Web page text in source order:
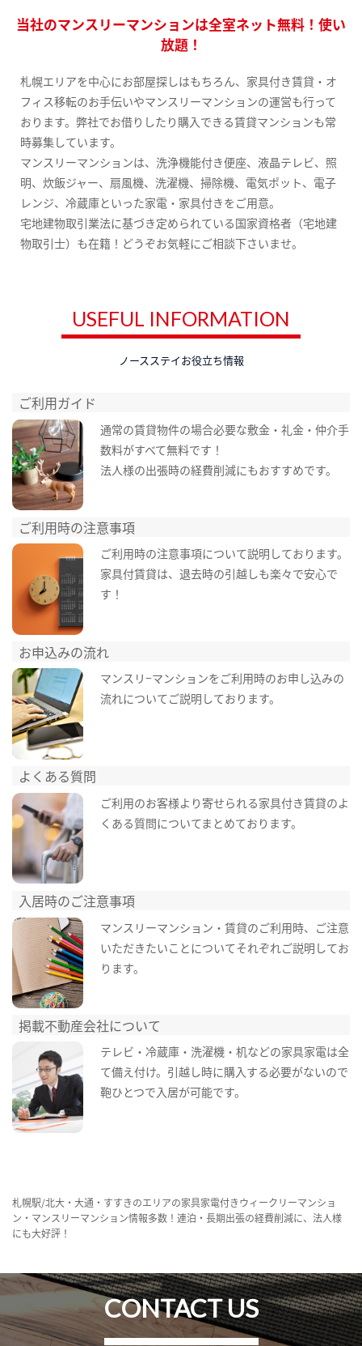
当社のマンスリーマンションは全室ネット無料！使い
放題！
札幌エリアを中心にお部屋探しはもちろん、家具付き賃貸・オ
フィス移転のお手伝いやマンスリーマンションの運営も行って
おります。弊社でお借りしたり購入できる賃貸マンションも常
時募集しています。
マンスリーマンションは、洗浄機能付き便座、液晶テレビ、照
明、炊飯ジャー、扇風機、洗濯機、掃除機、電気ポット、電子
レンジ、冷蔵庫といった家電・家具付きをご用意。
宅地建物取引業法に基づき定められている国家資格者（宅地建
物取引士）も在籍！どうぞお気軽にご相談下さいませ。
USEFUL INFORMATION
ノースステイお役立ち情報
ご利用ガイド
通常の賃貸物件の場合必要な敷金・礼金・仲介手
数料がすべて無料です！
法人様の出張時の経費削減にもおすすめです。
ご利用時の注意事項
ご利用時の注意事項について説明しております。
家具付賃貸は、退去時の引越しも楽々で安心で
す！
お申込みの流れ
マンスリ−マンションをご利用時のお申し込みの
流れについてご説明しております。
よくある質問
ご利用のお客様より寄せられる家具付き賃貸のよ
くある質問についてまとめております。
入居時のご注意事項
マンスリーマンション・賃貸のご利用時、ご注意
いただきたいことについてそれぞれご説明してお
ります。
掲載不動産会社について
テレビ・冷蔵庫・洗濯機・机などの家具家電は全
て備え付け。引越し時に購入する必要がないので
鞄ひとつで入居が可能です。
札幌駅/北大・大通・すすきのエリアの家具家電付きウィークリーマンショ
ン・マンスリーマンション情報多数！連泊・長期出張の経費削減に、法人様
にも大好評！
CONTACT US